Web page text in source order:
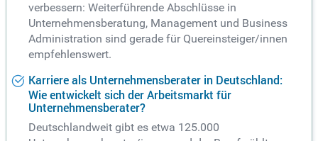
verbessern: Weiterführende Abschlüsse in
Unternehmensberatung, Management und Business
Administration sind gerade für Quereinsteiger/innen
empfehlenswert.
Karriere als Unternehmensberater in Deutschland:
Wie entwickelt sich der Arbeitsmarkt für
Unternehmensberater?
Deutschlandweit gibt es etwa 125.000